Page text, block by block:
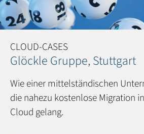
CLOUD-CASES
Glöckle Gruppe, Stuttgart
Wie einer mittelständischen
die nahezu kostenlose Migration
Cloud gelang.